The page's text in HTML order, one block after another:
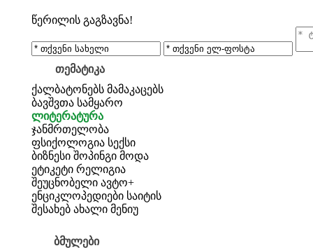
წერილის გაგზავნა!
თემატიკა
ქალბატონებს მამაკაცებს
ბავშვთა სამყარო
ლიტერატურა
ჯანმრთელობა
ფსიქოლოგია სექსი
ბიზნესი შოპინგი მოდა
ეტიკეტი რელიგია
შეუცნობელი ავტო+
ენციკლოპედიები საიტის
შესახებ ახალი მენიუ
ბმულები